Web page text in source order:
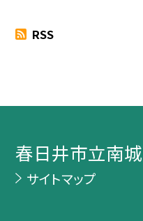
RSS
春日井市立南
サイトマップ